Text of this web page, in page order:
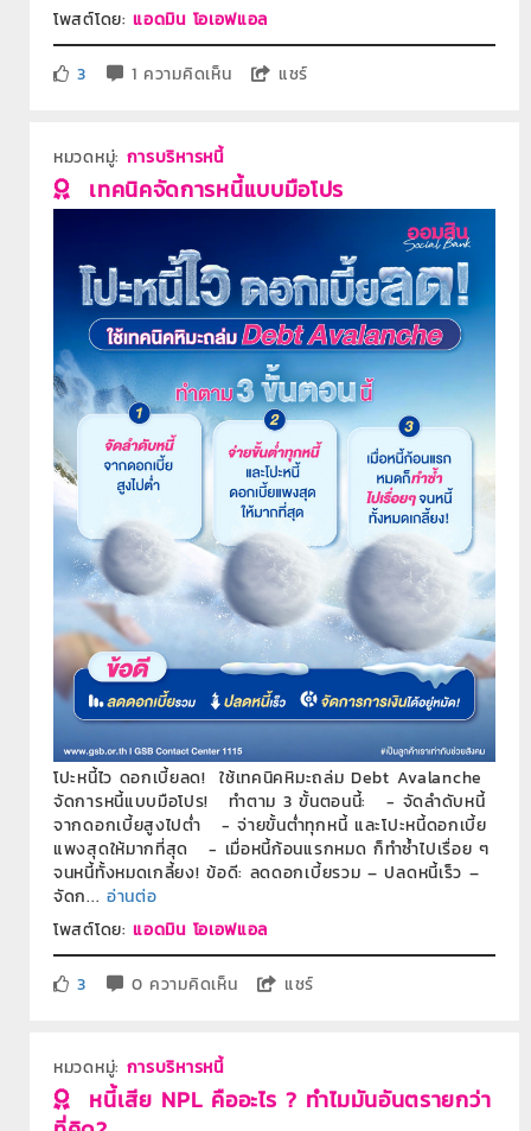
โพสต์โดย:แอดมิน โอเอฟแอล
3 1 ความคิดเห็น แชร์
หมวดหมู่: การบริหารหนี้
เทคนิคจัดการหนี้แบบมือโปร
โปะหนี้ไว ดอกเบี้ยลด! ใช้เทคนิคหิมะถล่ม Debt Avalanche
จัดการหนี้แบบมือโปร! ทำตาม 3 ขั้นตอนนี้: - จัดลำดับหนี้
จากดอกเบี้ยสูงไปต่ำ - จ่ายขั้นต่ำทุกหนี้ และโปะหนี้ดอกเบี้ย
แพงสุดให้มากที่สุด - เมื่อหนี้ก้อนแรกหมด ก็ทำซ้ำไปเรื่อย ๆ
จนหนี้ทั้งหมดเกลี้ยง! ข้อดี: ลดดอกเบี้ยรวม – ปลดหนี้เร็ว –
จัดก... อ่านต่อ
โพสต์โดย:แอดมิน โอเอฟแอล
3 0 ความคิดเห็น แชร์
หมวดหมู่: การบริหารหนี้
หนี้เสีย NPL คืออะไร ? ทำไมมันอันตรายกว่า